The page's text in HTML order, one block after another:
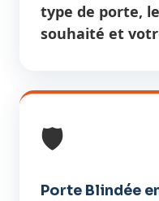
type de porte,
souhaité et
🛡️
Porte Blindée